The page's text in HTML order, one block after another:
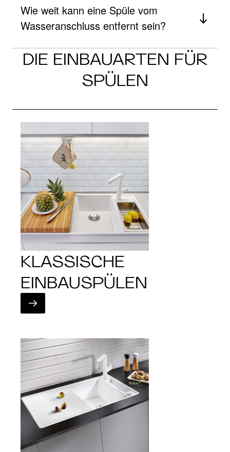
Wie weit kann eine Spüle vom
Wasseranschluss entfernt sein?
DIE EINBAUARTEN FÜR
SPÜLEN
KLASSISCHE
EINBAUSPÜLEN